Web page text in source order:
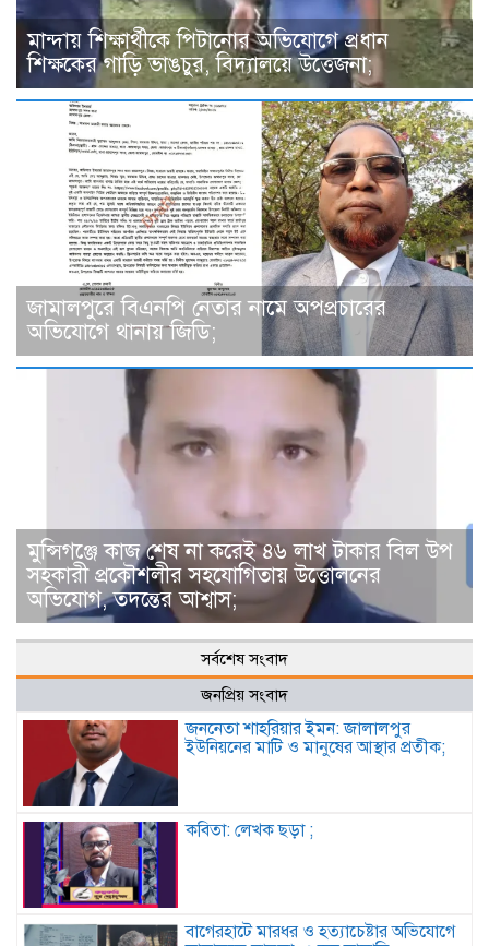
মান্দায় শিক্ষার্থীকে পিটানোর অভিযোগে প্রধান
শিক্ষকের গাড়ি ভাঙচুর, বিদ্যালয়ে উত্তেজনা;
জামালপুরে বিএনপি নেতার নামে অপপ্রচারের
অভিযোগে থানায় জিডি;
মুন্সিগঞ্জে কাজ শেষ না করেই ৪৬ লাখ টাকার বিল উপ
সহকারী প্রকৌশলীর সহযোগিতায় উত্তোলনের
অভিযোগ, তদন্তের আশ্বাস;
সর্বশেষ সংবাদ
জনপ্রিয় সংবাদ
জননেতা শাহরিয়ার ইমন: জালালপুর
ইউনিয়নের মাটি ও মানুষের আস্থার প্রতীক;
কবিতা: লেখক ছড়া ;
বাগেরহাটে মারধর ও হত্যাচেষ্টার অভিযোগে